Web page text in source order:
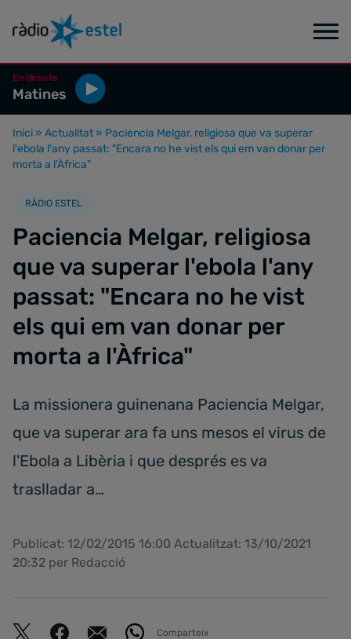
En directe
Matines
Inici » Actualitat » Paciencia Melgar, religiosa que va superar
l'ebola l'any passat: "Encara no he vist els qui em van donar per
morta a l'Àfrica"
RÀDIO ESTEL
Paciencia Melgar, religiosa
que va superar l'ebola l'any
passat: "Encara no he vist
els qui em van donar per
morta a l'Àfrica"
La missionera guinenana Paciencia Melgar,
que va superar ara fa uns mesos el virus de
l'Ebola a Libèria i que després es va
traslladar a…
Publicat: 12/02/2015 16:00 Actualitzat: 13/10/2021
20:32 per Redacció
Comparteix